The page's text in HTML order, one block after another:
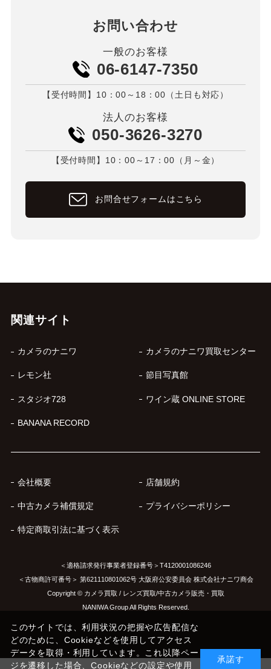
お問い合わせ
一般のお客様
06-6147-7350
【受付時間】10：00～18：00（土日も対応）
法人のお客様
050-3626-3270
【受付時間】10：00～17：00（月～金）
お問合せフォームはこちら
関連サイト
カメラのナニワ カメラのナニワ買取センター
レモン社 節目写真館
スタジオ728 ワイン蔵 ONLINE STORE
BANANA RECORD
会社概要 店舗規約
中古カメラ補償規定 プライバシーポリシー
特定商取引法に基づく表示
＜適格請求発行事業者登録番号＞T4120001086246
＜古物商許可番号＞ 第621110801062号 大阪府公安委員会 株式会社ナニワ商会
Copyright © カメラ買取 / レンズ買取/中古カメラ販売・買取
NANIWA Group All Rights Reserved.
このサイトでは、利用状況の把握や広告配信な
どのために、Cookieなどを使用してアクセス
データを取得・利用しています。これ以降ペー
ジを遷移した場合、Cookieなどの設定や使用
承諾す